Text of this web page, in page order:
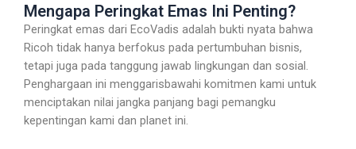
Mengapa Peringkat Emas Ini Penting?
Peringkat emas dari EcoVadis adalah bukti nyata bahwa
Ricoh tidak hanya berfokus pada pertumbuhan bisnis,
tetapi juga pada tanggung jawab lingkungan dan sosial.
Penghargaan ini menggarisbawahi komitmen kami untuk
menciptakan nilai jangka panjang bagi pemangku
kepentingan kami dan planet ini.